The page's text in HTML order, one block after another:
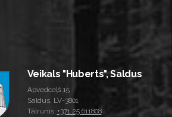
Veikals "Huberts", Saldus
Apvedceļš 15
Saldus, LV-3801
Tālrunis: +371 25 611808